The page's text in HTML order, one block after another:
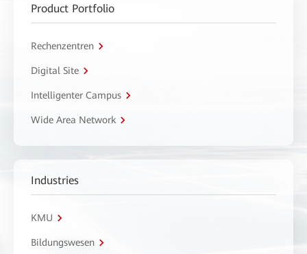
Product Portfolio
Rechenzentren
Digital Site
Intelligenter Campus
Wide Area Network
Industries
KMU
Bildungswesen